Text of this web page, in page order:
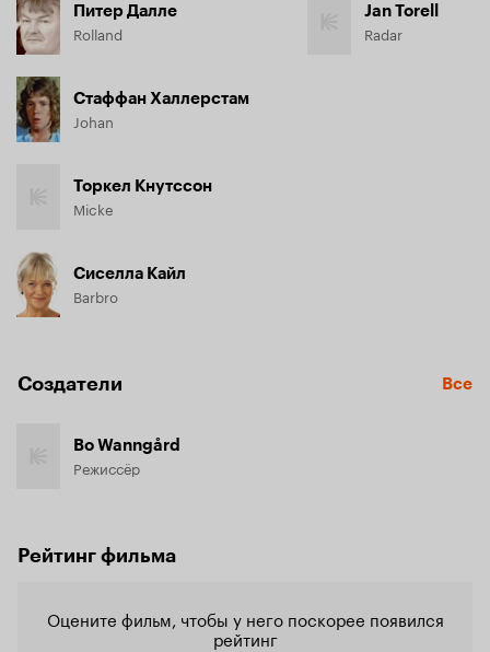
Питер Далле
Rolland
Стаффан Халлерстам
Johan
Торкел Кнутссон
Micke
Сиселла Кайл
Barbro
Jan Torell
Radar
Создатели Все
Bo Wanngård
Режиссёр
Рейтинг фильма
Оцените фильм, чтобы у него поскорее появился
рейтинг